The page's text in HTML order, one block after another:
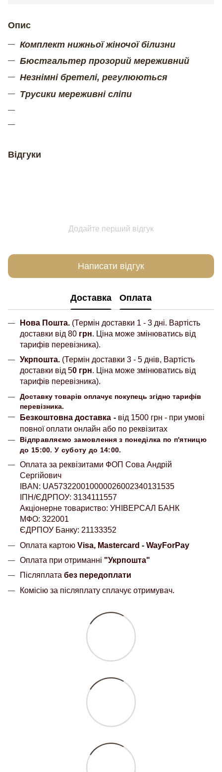
Опис
Комплект нижньої жіночої білизни
Бюстгальтер прозорий мереживний
Незнімні бретелі, регулюються
Трусики мереживні сліпи
Відгуки
Додайте перший відгук
Написати відгук
Доставка Оплата
Нова Пошта. (Термін доставки 1 - 3 дні. Вартість
доставки від 80 грн. Ціна може змінюватись від
тарифів перевізника).
Укрпошта. (Термін доставки 3 - 5 днів, Вартість
доставки від 50 грн. Ціна може змінюватись від
тарифів перевізника).
Доставку товарів оплачує покупець згідно тарифів
перевізника.
Безкоштовна доставка - від 1500 грн - при умові
повної оплати онлайн або по реквізитах
Відправляємо замовлення з понеділка по п'ятницю
до 15:00. У суботу до 14:00.
Оплата за реквізитами ФОП Сова Андрій
Сергійович
IBAN: UA573220010000026002340131535
ІПН/ЄДРПОУ: 3134111557
Акціонерне товариство: УНІВЕРСАЛ БАНК
МФО: 322001
ЄДРПОУ Банку: 21133352
Оплата картою Visa, Mastercard - WayForPay
Оплата при отриманні "Укрпошта"
Післяплата без передоплати
Комісію за післяплату сплачує отримувач.